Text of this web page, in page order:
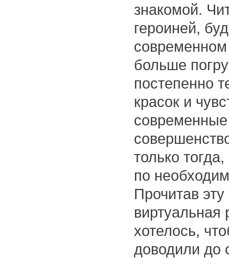
знакомой.
героиней,
больше
постепенно
красок и
современные
только
по
Прочитав
хотелось,
доводили до